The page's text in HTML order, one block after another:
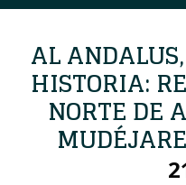
AL
HISTORIA:
NORTE DE